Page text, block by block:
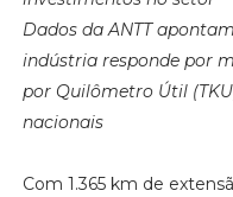
Dados da ANTT
indústria responde por
por Quilômetro Útil
nacionais
Com 1.365 km de